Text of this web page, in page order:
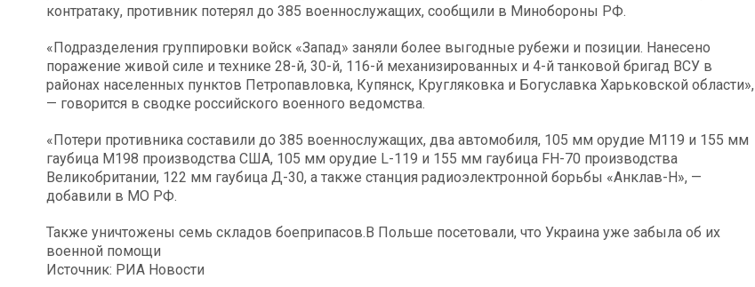
контратаку, противник потерял до 385 военнослужащих, сообщили в Минобороны РФ.
«Подразделения группировки войск «Запад» заняли более выгодные рубежи и позиции. Нанесено
поражение живой силе и технике 28-й, 30-й, 116-й механизированных и 4-й танковой бригад ВСУ в
районах населенных пунктов Петропавловка, Купянск, Кругляковка и Богуславка Харьковской области»,
— говорится в сводке российского военного ведомства.
«Потери противника составили до 385 военнослужащих, два автомобиля, 105 мм орудие М119 и 155 мм
гаубица М198 производства США, 105 мм орудие L-119 и 155 мм гаубица FH-70 производства
Великобритании, 122 мм гаубица Д-30, а также станция радиоэлектронной борьбы «Анклав-Н», —
добавили в МО РФ.
Также уничтожены семь складов боеприпасов.В Польше посетовали, что Украина уже забыла об их
военной помощи
Источник: РИА Новости